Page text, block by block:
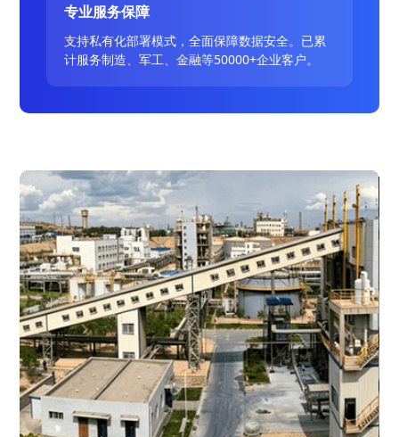
专业服务保障
支持私有化部署模式，全面保障数据安全。已累
计服务制造、军工、金融等50000+企业客户。